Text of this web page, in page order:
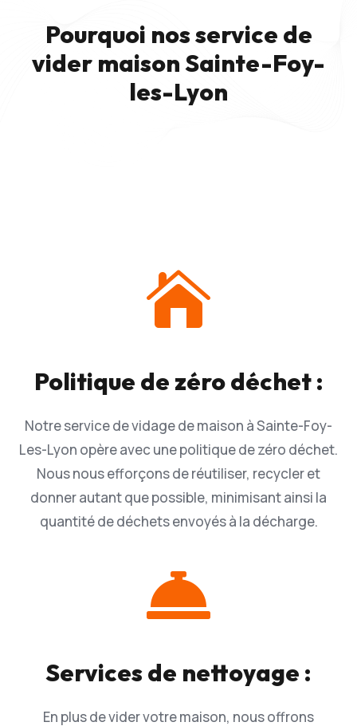
Pourquoi nos service de
vider maison Sainte-Foy-
les-Lyon

Politique de zéro déchet :
Notre service de vidage de maison à Sainte-Foy-
Les-Lyon opère avec une politique de zéro déchet.
Nous nous efforçons de réutiliser, recycler et
donner autant que possible, minimisant ainsi la
quantité de déchets envoyés à la décharge.

Services de nettoyage :
En plus de vider votre maison, nous offrons